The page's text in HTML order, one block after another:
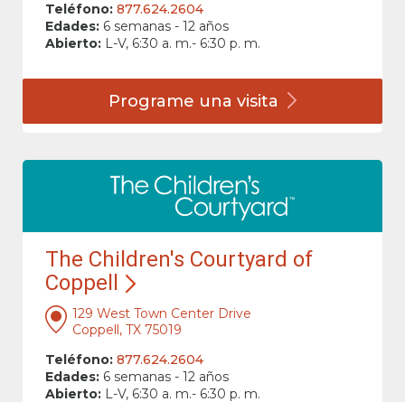
Teléfono: 877.624.2604
Edades: 6 semanas - 12 años
Abierto: L-V, 6:30 a. m.- 6:30 p. m.
Programe una visita
The Children's Courtyard of
Coppell
129 West Town Center Drive
Coppell, TX 75019
Teléfono: 877.624.2604
Edades: 6 semanas - 12 años
Abierto: L-V, 6:30 a. m.- 6:30 p. m.